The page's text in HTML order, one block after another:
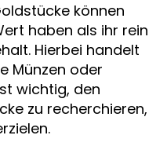
können
haben als ihr rein
Hierbei handelt
Münzen oder
wichtig, den
zu recherchieren,